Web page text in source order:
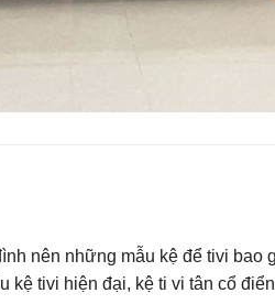
nên những mẫu kệ để tivi
tivi hiện đại, kệ ti vi tân cổ